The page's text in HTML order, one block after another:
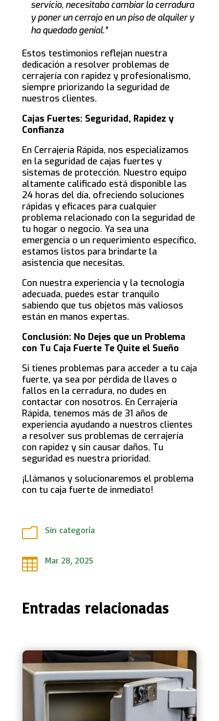
servicio, necesitaba cambiar la cerradura
y poner un cerrojo en un piso de alquiler y
ha quedado genial.”
Estos testimonios reflejan nuestra
dedicación a resolver problemas de
cerrajería con rapidez y profesionalismo,
siempre priorizando la seguridad de
nuestros clientes.
Cajas Fuertes: Seguridad, Rapidez y
Confianza
En Cerrajería Rápida, nos especializamos
en la seguridad de cajas fuertes y
sistemas de protección. Nuestro equipo
altamente calificado está disponible las
24 horas del día, ofreciendo soluciones
rápidas y eficaces para cualquier
problema relacionado con la seguridad de
tu hogar o negocio. Ya sea una
emergencia o un requerimiento específico,
estamos listos para brindarte la
asistencia que necesitas.
Con nuestra experiencia y la tecnología
adecuada, puedes estar tranquilo
sabiendo que tus objetos más valiosos
están en manos expertas.
Conclusión: No Dejes que un Problema
con Tu Caja Fuerte Te Quite el Sueño
Si tienes problemas para acceder a tu caja
fuerte, ya sea por pérdida de llaves o
fallos en la cerradura, no dudes en
contactar con nosotros. En Cerrajería
Rápida, tenemos más de 31 años de
experiencia ayudando a nuestros clientes
a resolver sus problemas de cerrajería
con rapidez y sin causar daños. Tu
seguridad es nuestra prioridad.
¡Llámanos y solucionaremos el problema
con tu caja fuerte de inmediato!
m Sin categoría
 Mar 28, 2025
Entradas relacionadas